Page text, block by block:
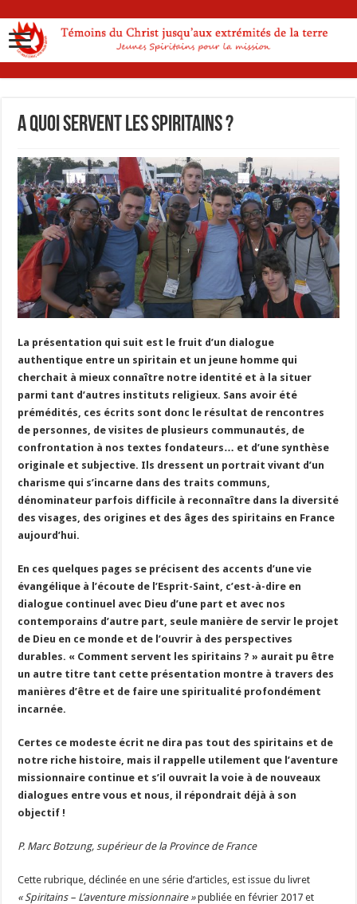
A quoi servent les spiritains ?
La présentation qui suit est le fruit d’un dialogue
authentique entre un spiritain et un jeune homme qui
cherchait à mieux connaître notre identité et à la situer
parmi tant d’autres instituts religieux. Sans avoir été
prémédités, ces écrits sont donc le résultat de rencontres
de personnes, de visites de plusieurs communautés, de
confrontation à nos textes fondateurs… et d’une synthèse
originale et subjective. Ils dressent un portrait vivant d’un
charisme qui s’incarne dans des traits communs,
dénominateur parfois difficile à reconnaître dans la diversité
des visages, des origines et des âges des spiritains en France
aujourd’hui.
En ces quelques pages se précisent des accents d’une vie
évangélique à l’écoute de l’Esprit-Saint, c’est-à-dire en
dialogue continuel avec Dieu d’une part et avec nos
contemporains d’autre part, seule manière de servir le projet
de Dieu en ce monde et de l’ouvrir à des perspectives
durables. « Comment servent les spiritains ? » aurait pu être
un autre titre tant cette présentation montre à travers des
manières d’être et de faire une spiritualité profondément
incarnée.
Certes ce modeste écrit ne dira pas tout des spiritains et de
notre riche histoire, mais il rappelle utilement que l’aventure
missionnaire continue et s’il ouvrait la voie à de nouveaux
dialogues entre vous et nous, il répondrait déjà à son
objectif !
P. Marc Botzung, supérieur de la Province de France
Cette rubrique, déclinée en une série d’articles, est issue du livret
« Spiritains – L’aventure missionnaire »publiée en février 2017 et